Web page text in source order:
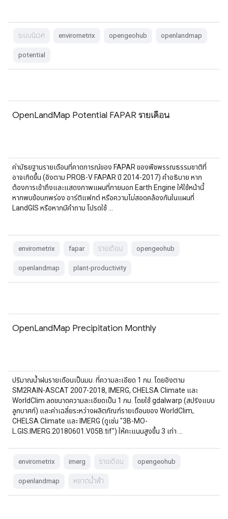
ระบบนิเวศ envirometrix opengeohub openlandmap
potential
OpenLandMap Potential FAPAR รายเดือน
ค่ามัธยฐานรายเดือนที่คาดการณ์ของ FAPAR ของพืชพรรณธรรมชาติที่
อาจเกิดขึ้น (อิงตาม PROB-V FAPAR ปี 2014-2017) คำอธิบาย หาก
ต้องการเข้าถึงและแสดงภาพแผนที่ภายนอก Earth Engine ให้ใช้หน้านี้
หากพบข้อบกพร่อง อาร์ติแฟกต์ หรือความไม่สอดคล้องกันในแผนที่
LandGIS หรือหากมีคำถาม โปรดใช้ …
envirometrix fapar รายเดือน opengeohub
openlandmap plant-productivity
OpenLandMap Precipitation Monthly
ปริมาณน้ำฝนรายเดือนเป็นมม. ที่ความละเอียด 1 กม. โดยอิงตาม
SM2RAIN-ASCAT 2007-2018, IMERG, CHELSA Climate และ
WorldClim ลดขนาดความละเอียดเป็น 1 กม. โดยใช้ gdalwarp (สปริงแบบ
ลูกบาศก์) และค่าเฉลี่ยระหว่างผลิตภัณฑ์รายเดือนของ WorldClim,
CHELSA Climate และ IMERG (ดูเช่น "3B-MO-
L.GIS.IMERG.20180601.V05B.tif") ให้คะแนนสูงขึ้น 3 เท่า …
envirometrix imerg รายเดือน opengeohub
openlandmap หยาดน้ำฟ้า